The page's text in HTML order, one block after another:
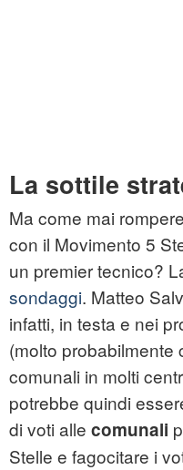
La sottile
Ma come mai
con il Movimento 5
un premier tecnico?
sondaggi. Matteo
infatti, in testa e nei
(molto
comunali in molti
potrebbe quindi
di voti alle comunali
Stelle e fagocitare i